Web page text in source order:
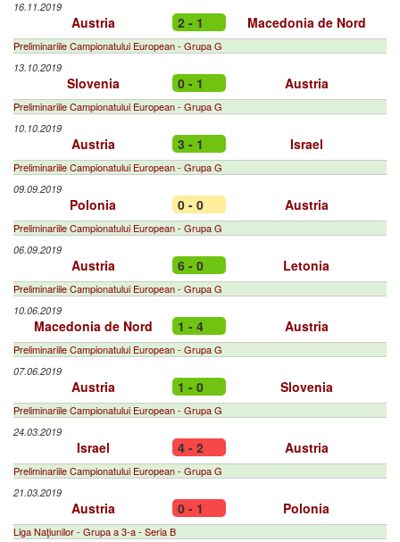
16.11.2019
Austria 2 - 1 Macedonia de Nord
Preliminariile Campionatului European - Grupa G
13.10.2019
Slovenia 0 - 1 Austria
Preliminariile Campionatului European - Grupa G
10.10.2019
Austria 3 - 1 Israel
Preliminariile Campionatului European - Grupa G
09.09.2019
Polonia 0 - 0 Austria
Preliminariile Campionatului European - Grupa G
06.09.2019
Austria 6 - 0 Letonia
Preliminariile Campionatului European - Grupa G
10.06.2019
Macedonia de Nord 1 - 4 Austria
Preliminariile Campionatului European - Grupa G
07.06.2019
Austria 1 - 0 Slovenia
Preliminariile Campionatului European - Grupa G
24.03.2019
Israel 4 - 2 Austria
Preliminariile Campionatului European - Grupa G
21.03.2019
Austria 0 - 1 Polonia
Liga Naţiunilor - Grupa a 3-a - Seria B